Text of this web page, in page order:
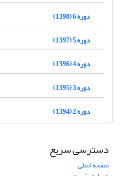
دوره 6 (1398)
دوره 5 (1397)
دوره 4 (1396)
دوره 3 (1395)
دوره 2 (1394)
دسترسی سریع
صفحه اصلی